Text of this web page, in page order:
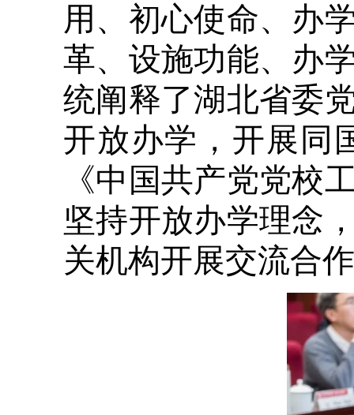
用、初心使命、办
革、设施功能、办
统阐释了湖北省委
开放办学，开展同
《中国共产党党校
坚持开放办学理念
关机构开展交流合